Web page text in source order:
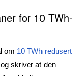
for 10 TWh-
om 10 TWh redusert
og skriver at den